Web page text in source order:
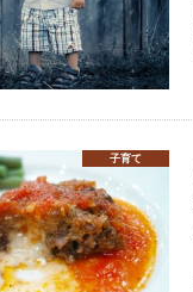
子育て